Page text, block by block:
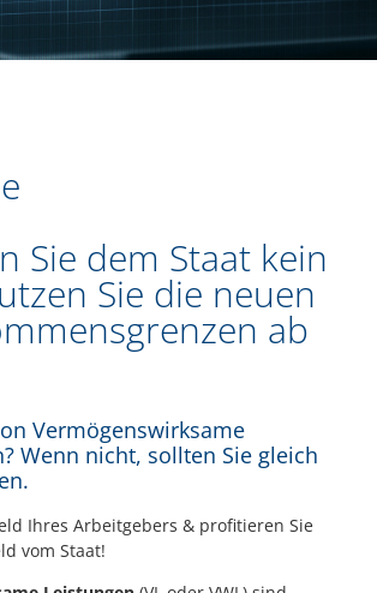
Sie dem Staat kein
Sie die neuen
ab
Vermögenswirksame
Wenn nicht, sollten Sie gleich
Ihres Arbeitgebers & profitieren Sie
vom Staat!